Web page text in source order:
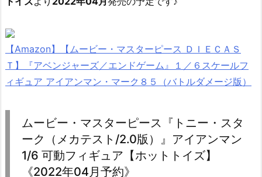
【Amazon】【ムービー・マスターピース ＤＩＥＣＡＳ
Ｔ】『アベンジャーズ／エンドゲーム』１／６スケールフ
ィギュア アイアンマン・マーク８５（バトルダメージ版）
ムービー・マスターピース『トニー・スタ
ーク（メカテスト/2.0版）』アイアンマン
1/6 可動フィギュア【ホットトイズ】
《2022年04月予約》